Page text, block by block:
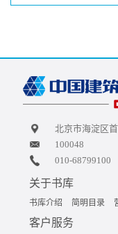
北京市海淀区
100048
010-68799100
关于书库
书库介绍 简明目录
客户服务